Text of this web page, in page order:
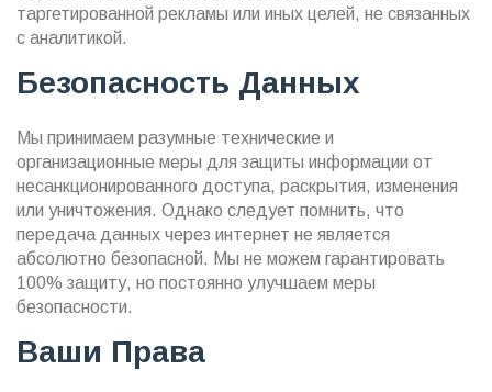
таргетированной рекламы или иных целей, не связанных
с аналитикой.
Безопасность Данных
Мы принимаем разумные технические и
организационные меры для защиты информации от
несанкционированного доступа, раскрытия, изменения
или уничтожения. Однако следует помнить, что
передача данных через интернет не является
абсолютно безопасной. Мы не можем гарантировать
100% защиту, но постоянно улучшаем меры
безопасности.
Ваши Права